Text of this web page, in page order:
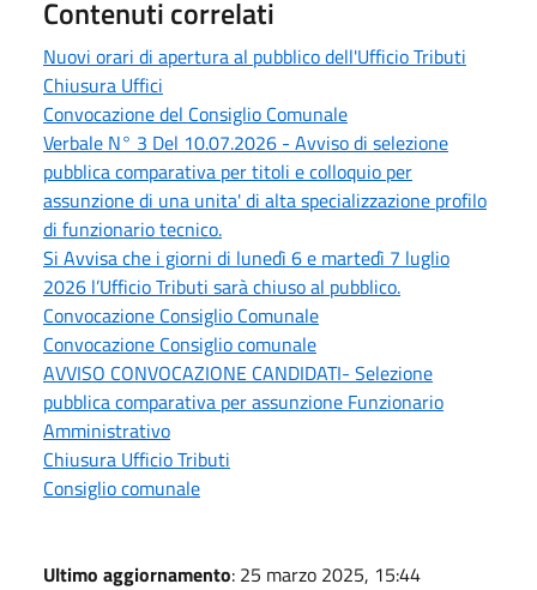
Contenuti correlati
Nuovi orari di apertura al pubblico dell'Ufficio Tributi
Chiusura Uffici
Convocazione del Consiglio Comunale
Verbale N° 3 Del 10.07.2026 - Avviso di selezione
pubblica comparativa per titoli e colloquio per
assunzione di una unita' di alta specializzazione profilo
di funzionario tecnico.
Si Avvisa che i giorni di lunedì 6 e martedì 7 luglio
2026 l’Ufficio Tributi sarà chiuso al pubblico.
Convocazione Consiglio Comunale
Convocazione Consiglio comunale
AVVISO CONVOCAZIONE CANDIDATI- Selezione
pubblica comparativa per assunzione Funzionario
Amministrativo
Chiusura Ufficio Tributi
Consiglio comunale
Ultimo aggiornamento: 25 marzo 2025, 15:44